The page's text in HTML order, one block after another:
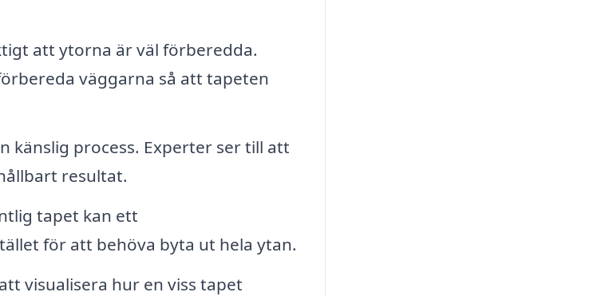
att ytorna är väl förberedda.
väggarna så att tapeten
känslig process. Experter ser till att
resultat.
tapet kan ett
för att behöva byta ut hela ytan.
visualisera hur en viss tapet